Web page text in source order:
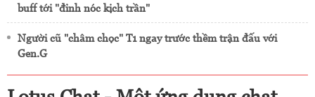
buff tới "đỉnh nóc kịch trần"
Người cũ "châm chọc" T1 ngay trước thềm trận đấu với
Gen.G